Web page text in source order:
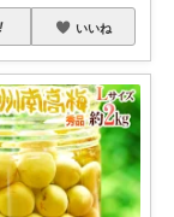
いいね